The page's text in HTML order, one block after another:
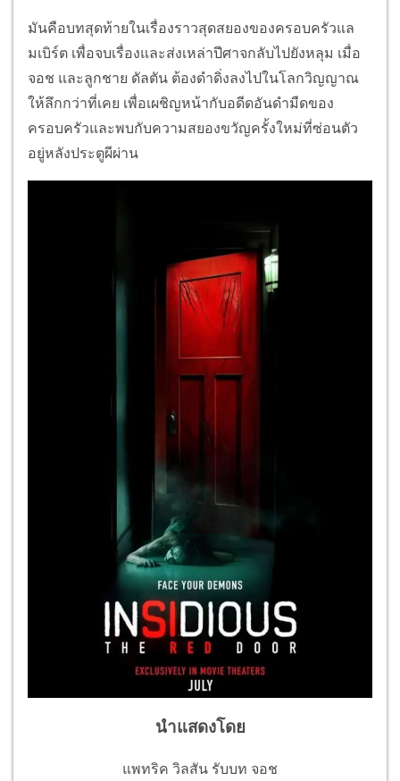
มันคือบทสุดท้ายในเรื่องราวสุดสยองของครอบครัวแล
มเบิร์ต เพื่อจบเรื่องและส่งเหล่าปีศาจกลับไปยังหลุม เมื่อ
จอช และลูกชาย ดัลตัน ต้องดำดิ่งลงไปในโลกวิญญาณ
ให้ลึกกว่าที่เคย เพื่อเผชิญหน้ากับอดีดอันดำมืดของ
ครอบครัวและพบกับความสยองขวัญครั้งใหม่ที่ซ่อนตัว
อยู่หลังประตูผีผ่าน
นำแสดงโดย
แพทริค วิลสัน รับบท จอช